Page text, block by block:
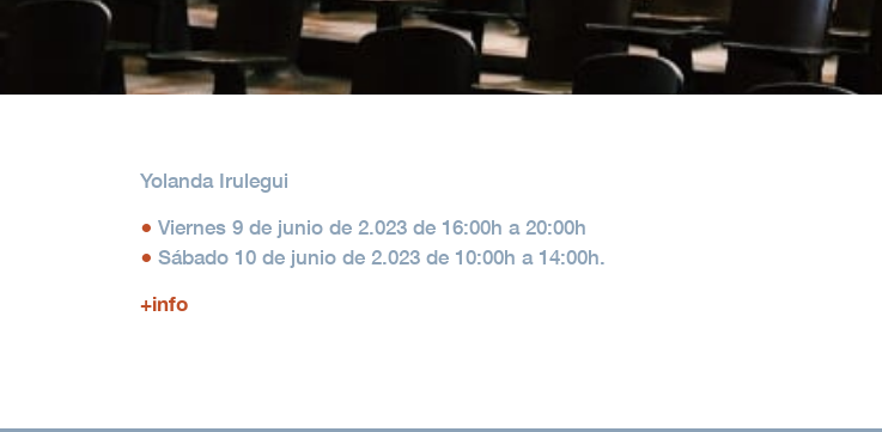
Yolanda Irulegui
Viernes 9 de junio de 2.023 de 16:00h a 20:00h
Sábado 10 de junio de 2.023 de 10:00h a 14:00h.
+info